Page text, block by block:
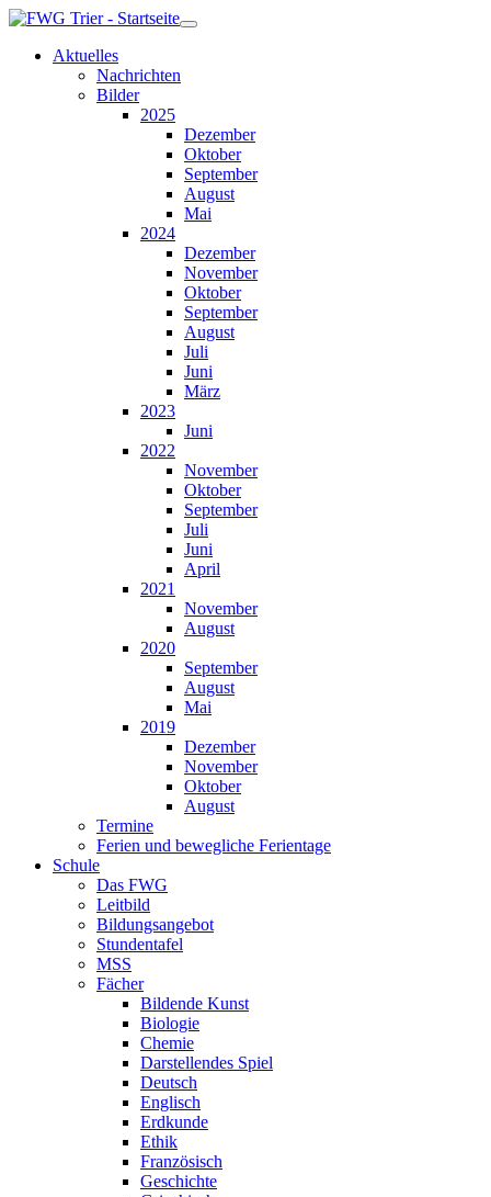
Aktuelles
Nachrichten
Bilder
2025
Dezember
Oktober
September
August
Mai
2024
Dezember
November
Oktober
September
August
Juli
Juni
März
2023
Juni
2022
November
Oktober
September
Juli
Juni
April
2021
November
August
2020
September
August
Mai
2019
Dezember
November
Oktober
August
Termine
Ferien und bewegliche Ferientage
Schule
Das FWG
Leitbild
Bildungsangebot
Stundentafel
MSS
Fächer
Bildende Kunst
Biologie
Chemie
Darstellendes Spiel
Deutsch
Englisch
Erdkunde
Ethik
Französisch
Geschichte